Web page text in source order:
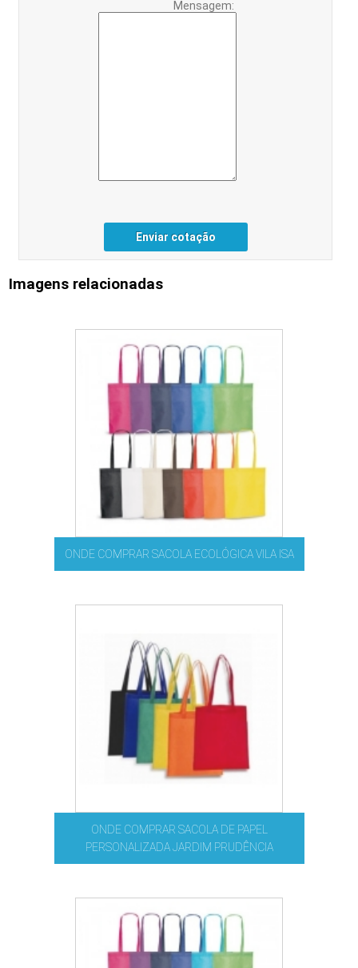
Mensagem:
Enviar cotação
Imagens relacionadas
ONDE COMPRAR SACOLA ECOLÓGICA VILA ISA
ONDE COMPRAR SACOLA DE PAPEL
PERSONALIZADA JARDIM PRUDÊNCIA